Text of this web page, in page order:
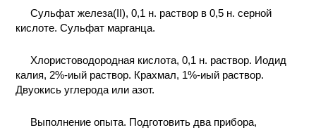
Сульфат железа(II), 0,1 н. раствор в 0,5 н. серной
кислоте. Сульфат марганца.
Хлористоводородная кислота, 0,1 н. раствор. Иодид
калия, 2%-иый раствор. Крахмал, 1%-иый раствор.
Двуокись углерода или азот.
Выполнение опыта. Подготовить два прибора,